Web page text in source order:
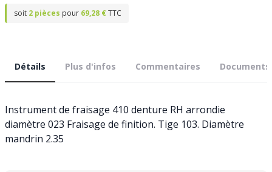
soit 2 pièces pour 69,28 €TTC
Détails Plus d'infos Commentaires Documents
Instrument de fraisage 410 denture RH arrondie
diamètre 023 Fraisage de finition. Tige 103. Diamètre
mandrin 2.35